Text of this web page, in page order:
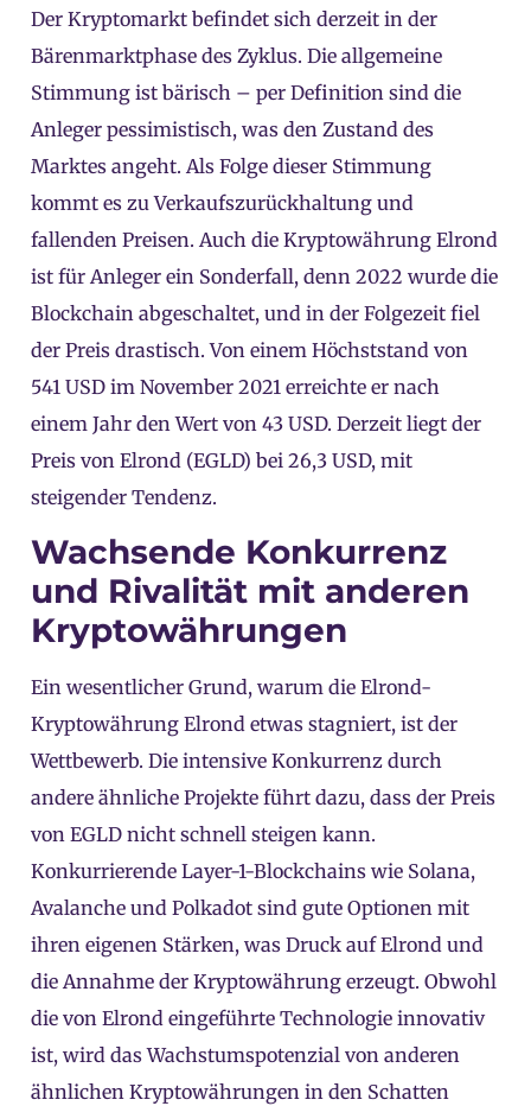
Der Kryptomarkt befindet sich derzeit in der
Bärenmarktphase des Zyklus. Die allgemeine
Stimmung ist bärisch – per Definition sind die
Anleger pessimistisch, was den Zustand des
Marktes angeht. Als Folge dieser Stimmung
kommt es zu Verkaufszurückhaltung und
fallenden Preisen. Auch die Kryptowährung Elrond
ist für Anleger ein Sonderfall, denn 2022 wurde die
Blockchain abgeschaltet, und in der Folgezeit fiel
der Preis drastisch. Von einem Höchststand von
541 USD im November 2021 erreichte er nach
einem Jahr den Wert von 43 USD. Derzeit liegt der
Preis von Elrond (EGLD) bei 26,3 USD, mit
steigender Tendenz.
Wachsende Konkurrenz
und Rivalität mit anderen
Kryptowährungen
Ein wesentlicher Grund, warum die Elrond-
Kryptowährung Elrond etwas stagniert, ist der
Wettbewerb. Die intensive Konkurrenz durch
andere ähnliche Projekte führt dazu, dass der Preis
von EGLD nicht schnell steigen kann.
Konkurrierende Layer-1-Blockchains wie Solana,
Avalanche und Polkadot sind gute Optionen mit
ihren eigenen Stärken, was Druck auf Elrond und
die Annahme der Kryptowährung erzeugt. Obwohl
die von Elrond eingeführte Technologie innovativ
ist, wird das Wachstumspotenzial von anderen
ähnlichen Kryptowährungen in den Schatten